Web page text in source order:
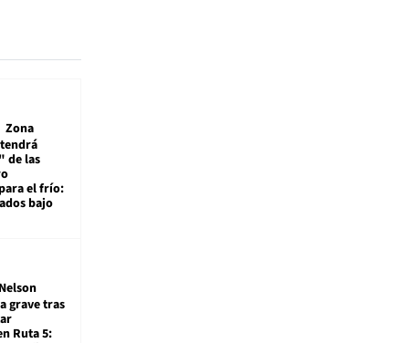
Zona
de las
el frío:
bajo
Nelson
grave tras
Ruta 5: